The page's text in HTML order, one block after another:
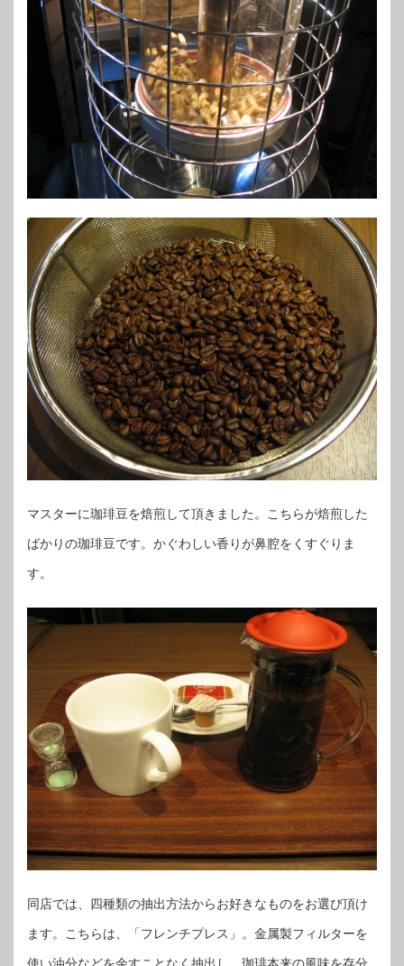
マスターに珈琲豆を焙煎して頂きました。こちらが焙煎した
ばかりの珈琲豆です。かぐわしい香りが鼻腔をくすぐりま
す。
同店では、四種類の抽出方法からお好きなものをお選び頂け
ます。こちらは、「フレンチプレス」。金属製フィルターを